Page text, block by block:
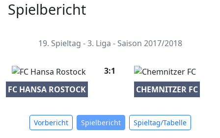
Spielbericht
19. Spieltag - 3. Liga - Saison 2017/2018
FC HANSA ROSTOCK
3:1
CHEMNITZER FC
Vorbericht Spielbericht Spieltag/Tabelle